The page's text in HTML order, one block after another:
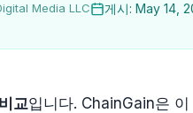
Media LLC 게시: May 14,
교입니다. ChainGain은